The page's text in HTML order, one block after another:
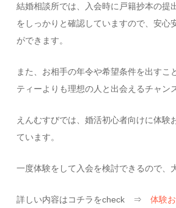
結婚相談所では、入会時に戸籍抄本の提
をしっかりと確認していますので、安心
ができます。
また、お相手の年令や希望条件を出すこ
ティーよりも理想の人と出会えるチャン
えんむすびでは、婚活初心者向けに体験
ています。
一度体験をして入会を検討できるので、
詳しい内容はコチラをcheck ⇒体験